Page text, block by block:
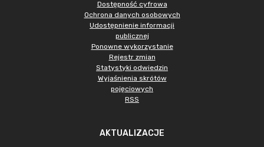
Dostępność cyfrowa
Ochrona danych osobowych
Udostępnienie informacji
publicznej
Ponowne wykorzystanie
Rejestr zmian
Statystyki odwiedzin
Wyjaśnienia skrótów
pojęciowych
RSS
AKTUALIZACJE